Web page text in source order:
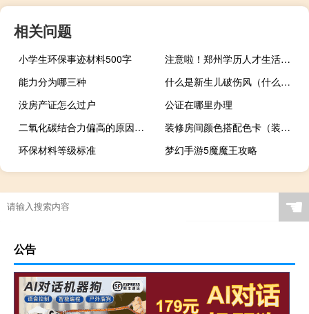
相关问题
小学生环保事迹材料500字
注意啦！郑州学历人才生活补贴受理、审核工作暂停 到底什么情况呢
能力分为哪三种
什么是新生儿破伤风（什么是新生儿脓疱病）
没房产证怎么过户
公证在哪里办理
二氧化碳结合力偏高的原因是什么（二氧化碳结合力偏高是什么病）
装修房间颜色搭配色卡（装修房间颜色搭配）
环保材料等级标准
梦幻手游5魔魔王攻略
☚
公告